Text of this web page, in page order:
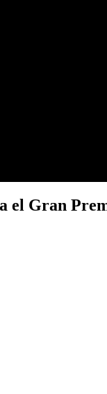
el Gran